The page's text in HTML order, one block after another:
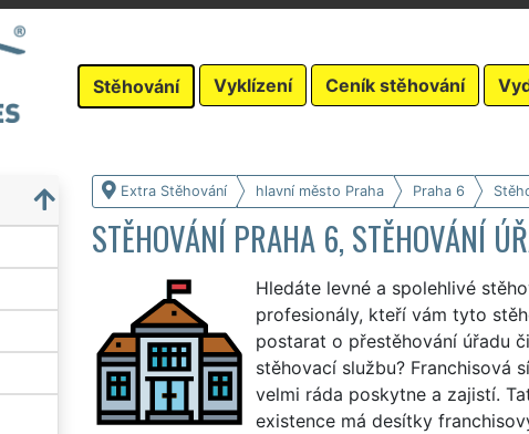
Stěhování Vyklízení Ceník stěhování
Extra Stěhování hlavní město Praha Praha 6
STĚHOVÁNÍ PRAHA 6, STĚHOVÁNÍ
Hledáte levné a spolehlivé
profesionály, kteří vám tyto
postarat o přestěhování úřadu
stěhovací službu? Franchisová
velmi ráda poskytne a zajistí.
existence má desítky